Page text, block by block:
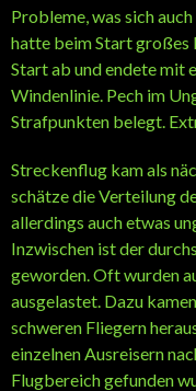
Probleme, was sich
hatte beim Start großes
Start ab und endete mit
Windenlinie. Pech im
Strafpunkten belegt.
Streckenflug kam als
schätze die Verteilung
allerdings auch etwas
Inzwischen ist der
geworden. Oft wurden
ausgelastet. Dazu
schweren Fliegern
einzelnen Ausreisern
Flugbereich gefunden